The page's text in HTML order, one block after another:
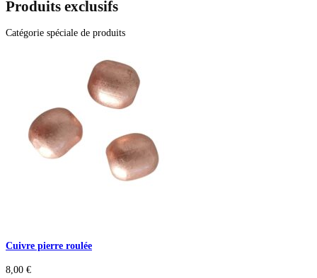
Produits exclusifs
Catégorie spéciale de produits
Cuivre pierre roulée
8,00 €